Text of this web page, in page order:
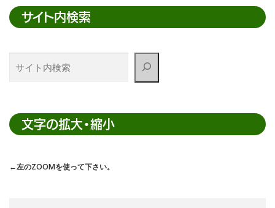
サイト内検索
検
索
文字の拡大・縮小
←左のZOOMを使って下さい。